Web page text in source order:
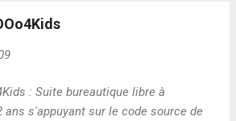
: Suite bureautique libre à
ans s'appuyant sur le code source de